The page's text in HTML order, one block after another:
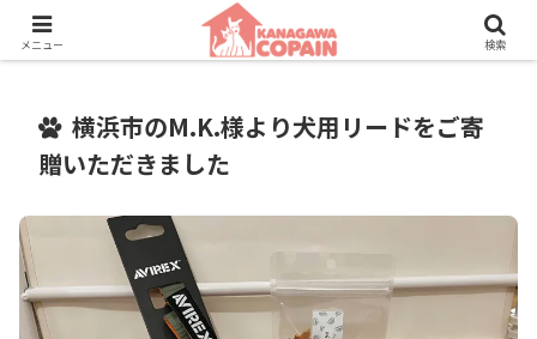
保護動物たちに、新しい家族との素敵な出会いを。
横浜市のM.K.様より犬用リードをご寄
贈いただきました
メニュー 検索